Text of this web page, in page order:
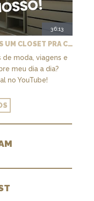
36:13
EP. 6: A SAGA DA CASA - TEMOS UM CLOSET PRA CHAMAR DE NOSSO + MARCENARIA E PAISAGISMO
moda, viagens e
meu dia a dia?
no YouTube!